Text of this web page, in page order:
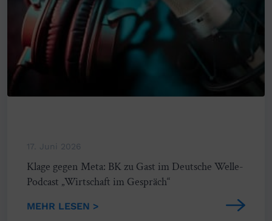
17. Juni 2026
Klage gegen Meta: BK zu Gast im Deutsche Welle-
Podcast „Wirtschaft im Gespräch“
MEHR LESEN >